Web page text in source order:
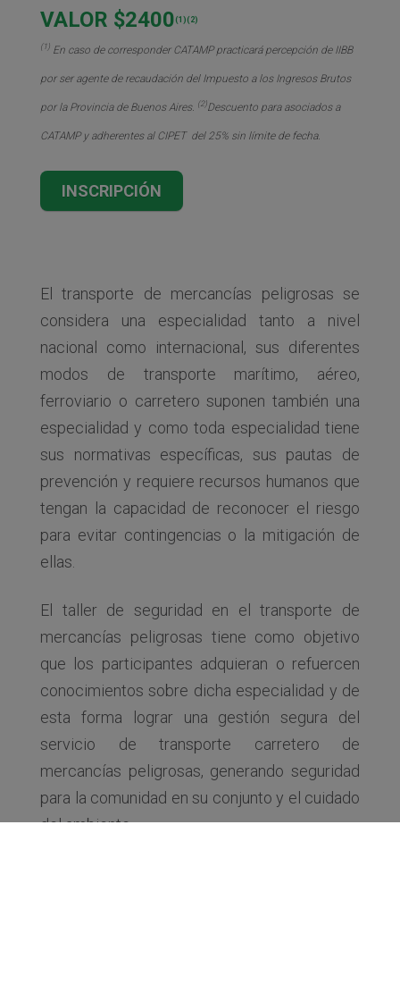
VALOR $2400 (1)(2)
(1) En caso de corresponder CATAMP practicará percepción de IIBB
por ser agente de recaudación del Impuesto a los Ingresos Brutos
por la Provincia de Buenos Aires. (2)Descuento para asociados a
CATAMP y adherentes al CIPET del 25% sin límite de fecha.
INSCRIPCIÓN
El transporte de mercancías peligrosas se
considera una especialidad tanto a nivel
nacional como internacional, sus diferentes
modos de transporte marítimo, aéreo,
ferroviario o carretero suponen también una
especialidad y como toda especialidad tiene
sus normativas específicas, sus pautas de
prevención y requiere recursos humanos que
tengan la capacidad de reconocer el riesgo
para evitar contingencias o la mitigación de
ellas.
El taller de seguridad en el transporte de
mercancías peligrosas tiene como objetivo
que los participantes adquieran o refuercen
conocimientos sobre dicha especialidad y de
esta forma lograr una gestión segura del
servicio de transporte carretero de
mercancías peligrosas, generando seguridad
para la comunidad en su conjunto y el cuidado
del ambiente.